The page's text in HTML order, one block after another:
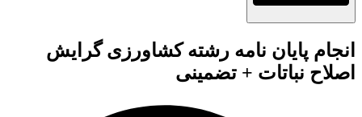
انجام پایان نامه رشته کشاورزی گرایش
اصلاح نباتات + تضمینی